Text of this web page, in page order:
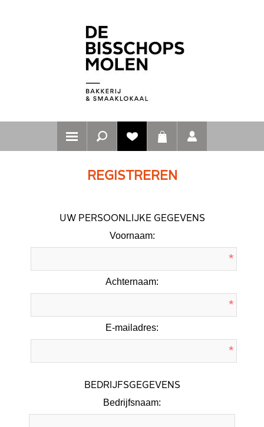
REGISTREREN
UW PERSOONLIJKE GEGEVENS
Voornaam:
*
Achternaam:
*
E-mailadres:
*
BEDRIJFSGEGEVENS
Bedrijfsnaam: